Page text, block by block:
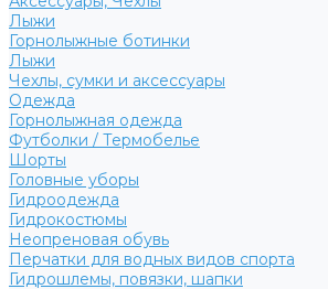
Лыжи
Горнолыжные ботинки
Лыжи
Чехлы, сумки и аксессуары
Одежда
Горнолыжная одежда
Футболки / Термобелье
Шорты
Головные уборы
Гидроодежда
Гидрокостюмы
Неопреновая обувь
Перчатки для водных видов спорта
Гидрошлемы, повязки, шапки